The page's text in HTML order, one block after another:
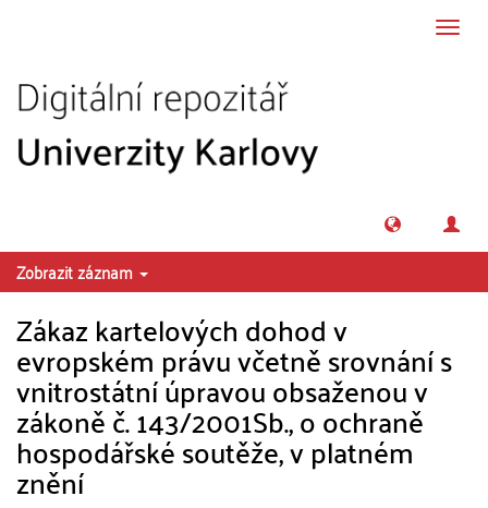
Zobrazit záznam
Zákaz kartelových dohod v
evropském právu včetně srovnání s
vnitrostátní úpravou obsaženou v
zákoně č. 143/2001Sb., o ochraně
hospodářské soutěže, v platném
znění